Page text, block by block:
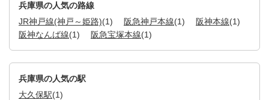
兵庫県の人気の路線
JR神戸線(神戸～姫路)(1) 阪急神戸本線(1) 阪神本線(1)
阪神なんば線(1) 阪急宝塚本線(1)
兵庫県の人気の駅
大久保駅(1)